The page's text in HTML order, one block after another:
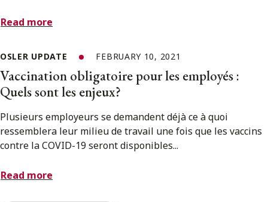
Read more
OSLER UPDATE FEBRUARY 10, 2021
Vaccination obligatoire pour les employés :
Quels sont les enjeux?
Plusieurs employeurs se demandent déjà ce à quoi
ressemblera leur milieu de travail une fois que les vaccins
contre la COVID-19 seront disponibles...
Read more